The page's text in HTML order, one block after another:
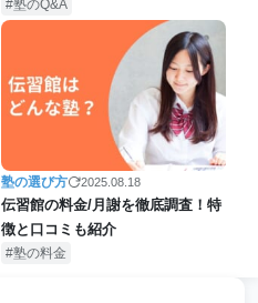
塾のQ&A
塾の選び方 2025.08.18
伝習館の料金/月謝を徹底調査！特
徴と口コミも紹介
塾の料金